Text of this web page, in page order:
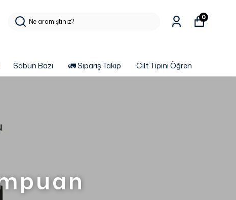
Sabun Bazı 🚛 Sipariş Takip Cilt Tipini Öğren
0